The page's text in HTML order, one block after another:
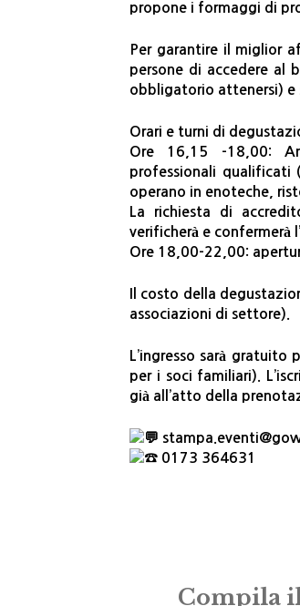
propone i formaggi di
Per garantire il miglior
persone di accedere al
obbligatorio attenersi) e
Orari e turni di
Ore 16,15 -18,00:
professionali qualificati
operano in enoteche,
La richiesta di
verificherà e confermerà
Ore 18,00-22,00:
Il costo della
associazioni di settore).
L’ingresso sarà
per i soci familiari).
già all’atto della
0173 364631
Compila